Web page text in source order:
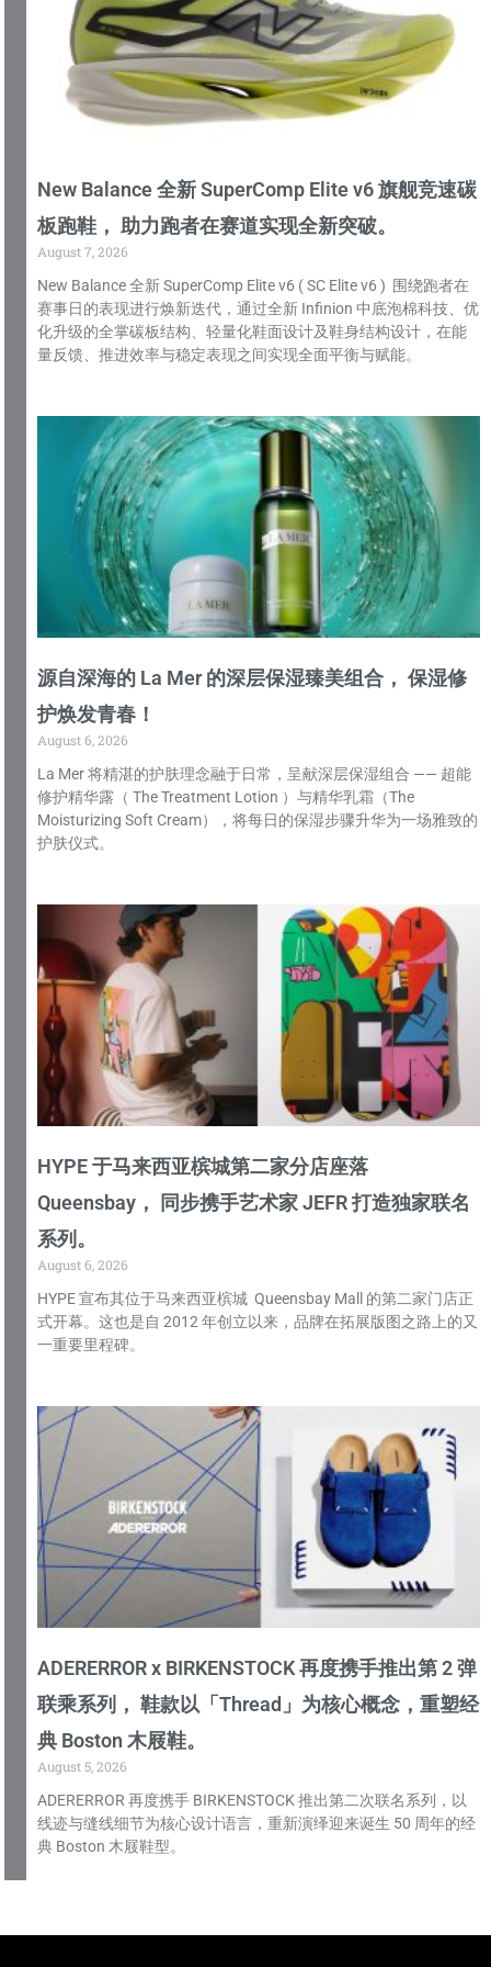
New Balance 全新 SuperComp Elite v6 旗舰竞速碳
板跑鞋， 助力跑者在赛道实现全新突破。
August 7, 2026
New Balance 全新 SuperComp Elite v6 ( SC Elite v6 ) 围绕跑者在
赛事日的表现进行焕新迭代，通过全新 Infinion 中底泡棉科技、优
化升级的全掌碳板结构、轻量化鞋面设计及鞋身结构设计，在能
量反馈、推进效率与稳定表现之间实现全面平衡与赋能。
源自深海的 La Mer 的深层保湿臻美组合， 保湿修
护焕发青春！
August 6, 2026
La Mer 将精湛的护肤理念融于日常，呈献深层保湿组合 —— 超能
修护精华露（ The Treatment Lotion ）与精华乳霜（The
Moisturizing Soft Cream），将每日的保湿步骤升华为一场雅致的
护肤仪式。
HYPE 于马来西亚槟城第二家分店座落
Queensbay， 同步携手艺术家 JEFR 打造独家联名
系列。
August 6, 2026
HYPE 宣布其位于马来西亚槟城 Queensbay Mall 的第二家门店正
式开幕。这也是自 2012 年创立以来，品牌在拓展版图之路上的又
一重要里程碑。
ADERERROR x BIRKENSTOCK 再度携手推出第 2 弹
联乘系列， 鞋款以「Thread」为核心概念，重塑经
典 Boston 木屐鞋。
August 5, 2026
ADERERROR 再度携手 BIRKENSTOCK 推出第二次联名系列，以
线迹与缝线细节为核心设计语言，重新演绎迎来诞生 50 周年的经
典 Boston 木屐鞋型。